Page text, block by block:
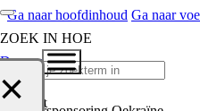
Ga naar hoofdinhoud Ga naar
ZOEK IN HOE
Zoeken
×
Doneer
Project